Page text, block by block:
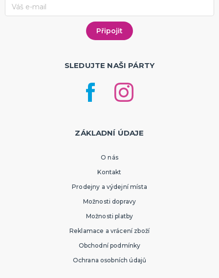
SLEDUJTE NAŠI PÁRTY
ZÁKLADNÍ ÚDAJE
O nás
Kontakt
Prodejny a výdejní místa
Možnosti dopravy
Možnosti platby
Reklamace a vrácení zboží
Obchodní podmínky
Ochrana osobních údajů